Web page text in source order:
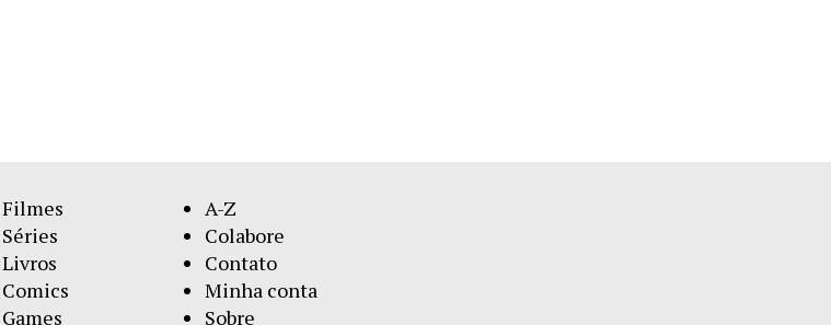
Filmes
Séries
Livros
Comics
Games
A-Z
Colabore
Contato
Minha conta
Sobre